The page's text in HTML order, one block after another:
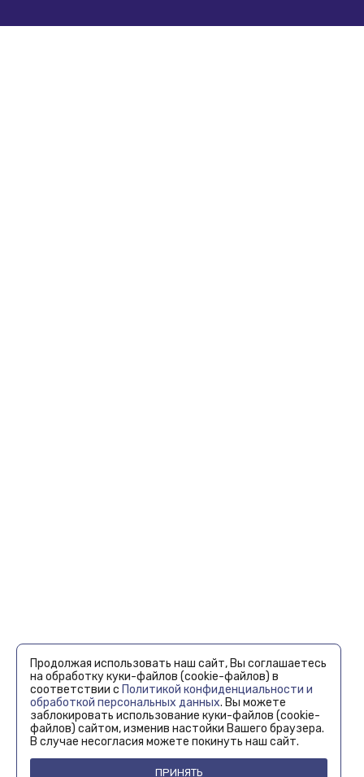
Продолжая использовать наш сайт, Вы соглашаетесь
на обработку куки-файлов (cookie-файлов) в
соответствии с Политикой конфиденциальности и
обработкой персональных данных. Вы можете
заблокировать использование куки-файлов (cookie-
файлов) сайтом, изменив настойки Вашего браузера.
В случае несогласия можете покинуть наш сайт.
ПРИНЯТЬ